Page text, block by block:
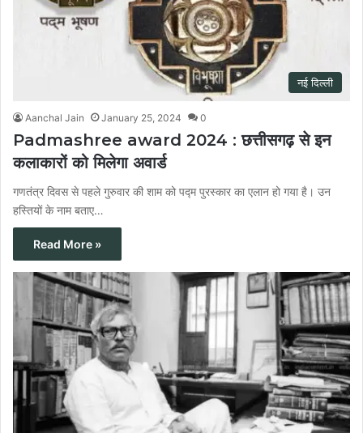
नई दिल्ली
Aanchal Jain January 25, 2024 0
Padmashree award 2024 : छत्तीसगढ़ से इन
कलाकारों को मिलेगा अवार्ड
गणतंत्र दिवस से पहले गुरुवार की शाम को पद्म पुरस्कार का एलान हो गया है। उन
हस्तियों के नाम बताए…
Read More »